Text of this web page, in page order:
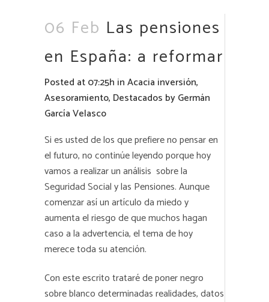
06 Feb Las pensiones
en España: a reformar
Posted at 07:25h inAcacia inversión,
Asesoramiento, Destacados byGermán
García Velasco
Si es usted de los que prefiere no pensar en
el futuro, no continúe leyendo porque hoy
vamos a realizar un análisis sobre la
Seguridad Social y las Pensiones. Aunque
comenzar así un artículo da miedo y
aumenta el riesgo de que muchos hagan
caso a la advertencia, el tema de hoy
merece toda su atención.
Con este escrito trataré de poner negro
sobre blanco determinadas realidades, datos